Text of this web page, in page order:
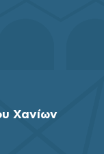
Χανίων